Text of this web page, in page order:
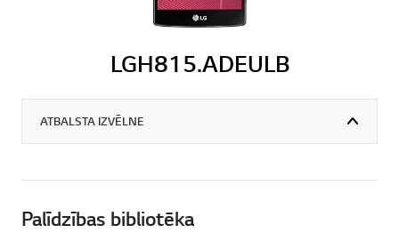
LGH815.ADEULB
ATBALSTA IZVĒLNE
Palīdzības bibliotēka